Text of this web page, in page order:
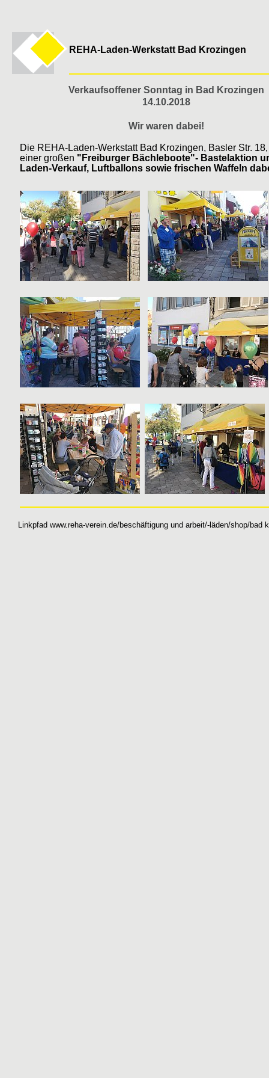
REHA-Laden-Werkstatt Bad Krozingen
Verkaufsoffener Sonntag in Bad Krozingen
14.10.2018
Wir waren dabei!
Die REHA-Laden-Werkstatt Bad Krozingen, Basler Str.
einer großen "Freiburger Bächleboote"- Bastelaktion
Laden-Verkauf, Luftballons sowie frischen Waffeln
Linkpfad www.reha-verein.de/beschäftigung und arbeit/-läden/shop/bad